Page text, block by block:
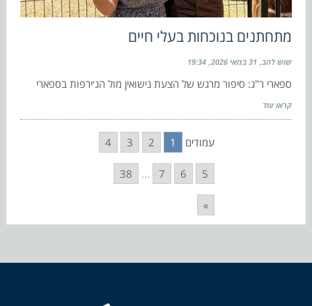
מתחתנים בנוכחות בעלי חיים
שוש להב 31 במאי 2026 19:34
ספארי ר"ג: סיפור מרגש של הצעת נישואין מול הג׳ירפות בספארי
קראו עוד
עמודים 1
2
3
4
5
6
7
...
38
»